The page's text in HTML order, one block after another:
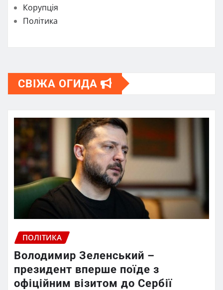
Корупція
Політика
СВІЖА ОГИДА
ПОЛІТИКА
Володимир Зеленський –
президент вперше поїде з
офіційним візитом до Сербії